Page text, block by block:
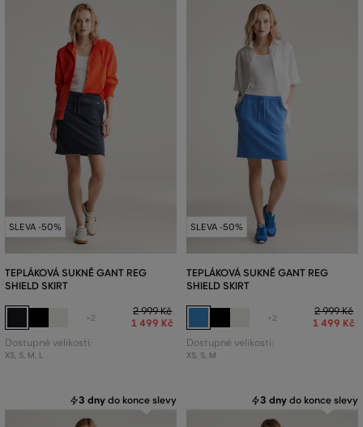
SLEVA -50%
TEPLÁKOVÁ SUKNĚ GANT REG
SHIELD SKIRT
+2
2 999 Kč
1 499 Kč
Dostupné velikosti:
XS, S, M, L
SLEVA -50%
TEPLÁKOVÁ SUKNĚ GANT REG
SHIELD SKIRT
+2
2 999 Kč
1 499 Kč
Dostupné velikosti:
XS, S, M
3 dny do konce slevy 3 dny do konce slevy